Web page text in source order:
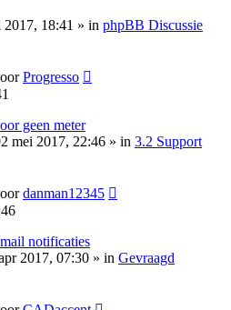
2017, 18:41 » in phpBB Discussie
Progresso
geen meter
mei 2017, 22:46 » in 3.2 Support
danman12345
notificaties
2017, 07:30 » in Gevraagd